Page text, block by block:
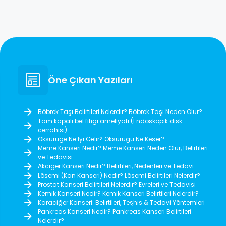
Öne Çıkan Yazıları
Böbrek Taşı Belirtileri Nelerdir? Böbrek Taşı Neden Olur?
Tam kapalı bel fıtığı ameliyatı (Endoskopik disk
cerrahisi)
Öksürüğe Ne İyi Gelir? Öksürüğü Ne Keser?
Meme Kanseri Nedir? Meme Kanseri Neden Olur, Belirtileri
ve Tedavisi
Akciğer Kanseri Nedir? Belirtileri, Nedenleri ve Tedavi
Lösemi (Kan Kanseri) Nedir? Lösemi Belirtileri Nelerdir?
Prostat Kanseri Belirtileri Nelerdir? Evreleri ve Tedavisi
Kemik Kanseri Nedir? Kemik Kanseri Belirtileri Nelerdir?
Karaciğer Kanseri: Belirtileri, Teşhis & Tedavi Yöntemleri
Pankreas Kanseri Nedir? Pankreas Kanseri Belirtileri
Nelerdir?